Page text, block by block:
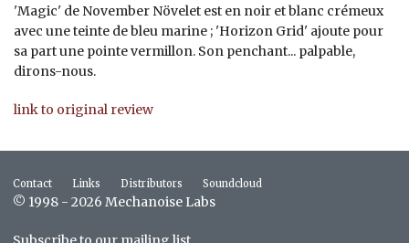
'Magic' de November Növelet est en noir et blanc crémeux
avec une teinte de bleu marine ; 'Horizon Grid' ajoute pour
sa part une pointe vermillon. Son penchant... palpable,
dirons-nous.
link to original review
Contact Links Distributors Soundcloud
© 1998 - 2026 Mechanoise Labs